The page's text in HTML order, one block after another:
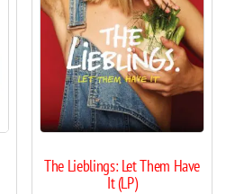
The Lieblings: Let Them Have
It (LP)